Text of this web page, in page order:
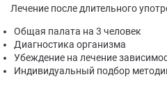
Лечение после длительного
Общая палата на 3 человек
Диагностика организма
Убеждение на лечение
Индивидуальный подбор